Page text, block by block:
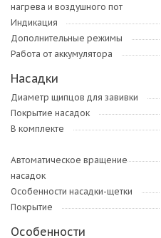
нагрева и воздушного пот
Индикация
Дополнительные режимы
Работа от аккумулятора
Насадки
Диаметр щипцов для завивки
Покрытие насадок
В комплекте
Автоматическое вращение
насадок
Особенности насадки-щетки
Покрытие
Особенности